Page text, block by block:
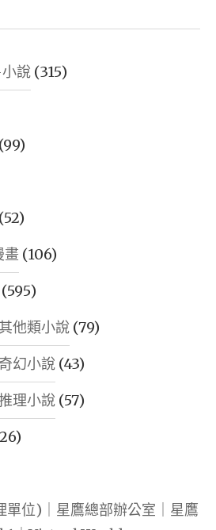
說 (315)
(99)
(52)
畫 (106)
(595)
他類小說 (79)
幻小說 (43)
理小說 (57)
單位)｜星鷹總部辦公室｜星鷹